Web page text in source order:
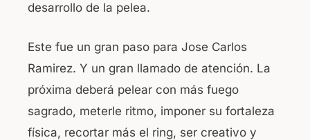
desarrollo de la pelea.
Este fue un gran paso para Jose Carlos
Ramirez. Y un gran llamado de atención. La
próxima deberá pelear con más fuego
sagrado, meterle ritmo, imponer su fortaleza
física, recortar más el ring, ser creativo y